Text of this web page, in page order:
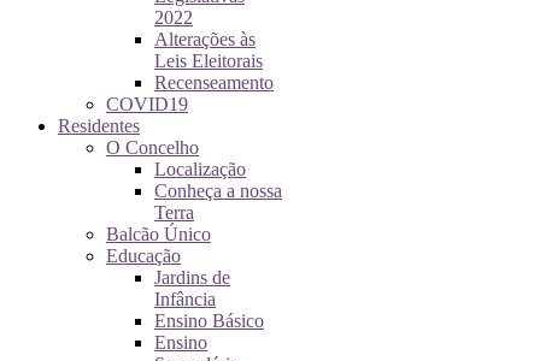
2022
Alterações às
Leis Eleitorais
Recenseamento
COVID19
Residentes
O Concelho
Localização
Conheça a nossa
Terra
Balcão Único
Educação
Jardins de
Infância
Ensino Básico
Ensino